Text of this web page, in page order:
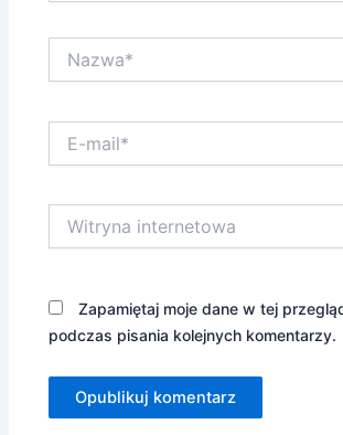
mail*
internetowa
Zapamiętaj moje dane w tej
podczas pisania kolejnych komentarzy.